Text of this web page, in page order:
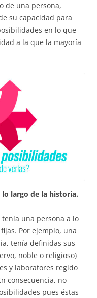
de una persona,
su capacidad para
en lo que
a la que la mayoría
largo de la historia.
una persona a lo
Por ejemplo, una
tenía definidas sus
noble o religioso)
y laboratores regido
consecuencia, no
pues éstas